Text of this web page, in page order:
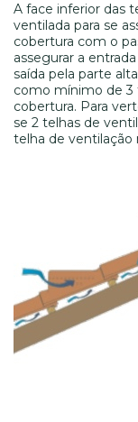
A face inferior das
ventilada para se
cobertura com o
assegurar a
saída pela parte
como mínimo de 3
cobertura. Para
se 2 telhas de
telha de ventilação